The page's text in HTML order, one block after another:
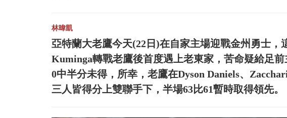
林暐凱
亞特蘭大老鷹今天(22日)在自家主場迎戰金州勇士，
Kuminga轉戰老鷹後首度遇上老東家，苦命疑給足
0中半分未得，所幸，老鷹在Dyson Daniels、
三人皆得分上雙聯手下，半場63比61暫時取得領先。